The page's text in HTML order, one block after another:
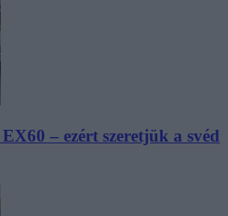
– ezért szeretjük a svéd